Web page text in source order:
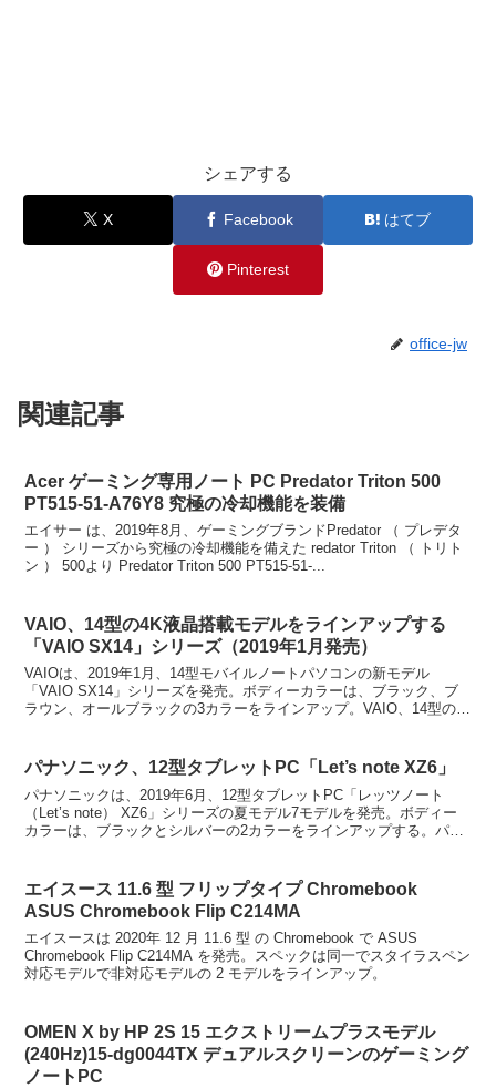
シェアする
X Facebook はてブ
Pinterest
office-jw
関連記事
Acer ゲーミング専用ノート PC Predator Triton 500
PT515-51-A76Y8 究極の冷却機能を装備
エイサー は、2019年8月、ゲーミングブランドPredator （ プレデタ
ー ） シリーズから究極の冷却機能を備えた redator Triton （ トリト
ン ） 500より Predator Triton 500 PT515-51-...
VAIO、14型の4K液晶搭載モデルをラインアップする
「VAIO SX14」シリーズ（2019年1月発売）
VAIOは、2019年1月、14型モバイルノートパソコンの新モデル
「VAIO SX14」シリーズを発売。ボディーカラーは、ブラック、ブ
ラウン、オールブラックの3カラーをラインアップ。VAIO、14型の
パナソニック、12型タブレットPC「Let’s note XZ6」
パナソニックは、2019年6月、12型タブレットPC「レッツノート
（Let’s note） XZ6」シリーズの夏モデル7モデルを発売。ボディー
カラーは、ブラックとシルバーの2カラーをラインアップする。パナ
エイスース 11.6 型 フリップタイプ Chromebook
ASUS Chromebook Flip C214MA
エイスースは 2020年 12 月 11.6 型 の Chromebook で ASUS
Chromebook Flip C214MA を発売。スペックは同一でスタイラスペン
対応モデルで非対応モデルの 2 モデルをラインアップ。
OMEN X by HP 2S 15 エクストリームプラスモデル
(240Hz)15-dg0044TX デュアルスクリーンのゲーミング
ノートPC